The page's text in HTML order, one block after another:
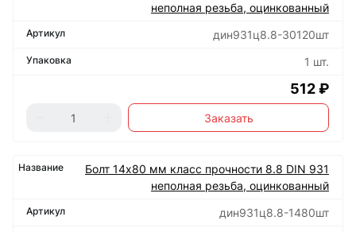
неполная резьба, оцинкованный
дин931ц8.8-30120шт
1 шт.
512 ₽
Заказать
Болт 14х80 мм класс прочности 8.8 DIN 931
неполная резьба, оцинкованный
дин931ц8.8-1480шт